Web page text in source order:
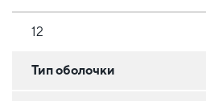
12
Тип оболочки